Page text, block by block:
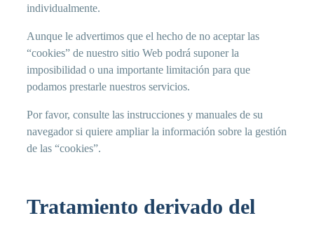
individualmente.
Aunque le advertimos que el hecho de no aceptar las
“cookies” de nuestro sitio Web podrá suponer la
imposibilidad o una importante limitación para que
podamos prestarle nuestros servicios.
Por favor, consulte las instrucciones y manuales de su
navegador si quiere ampliar la información sobre la gestión
de las “cookies”.
Tratamiento derivado del